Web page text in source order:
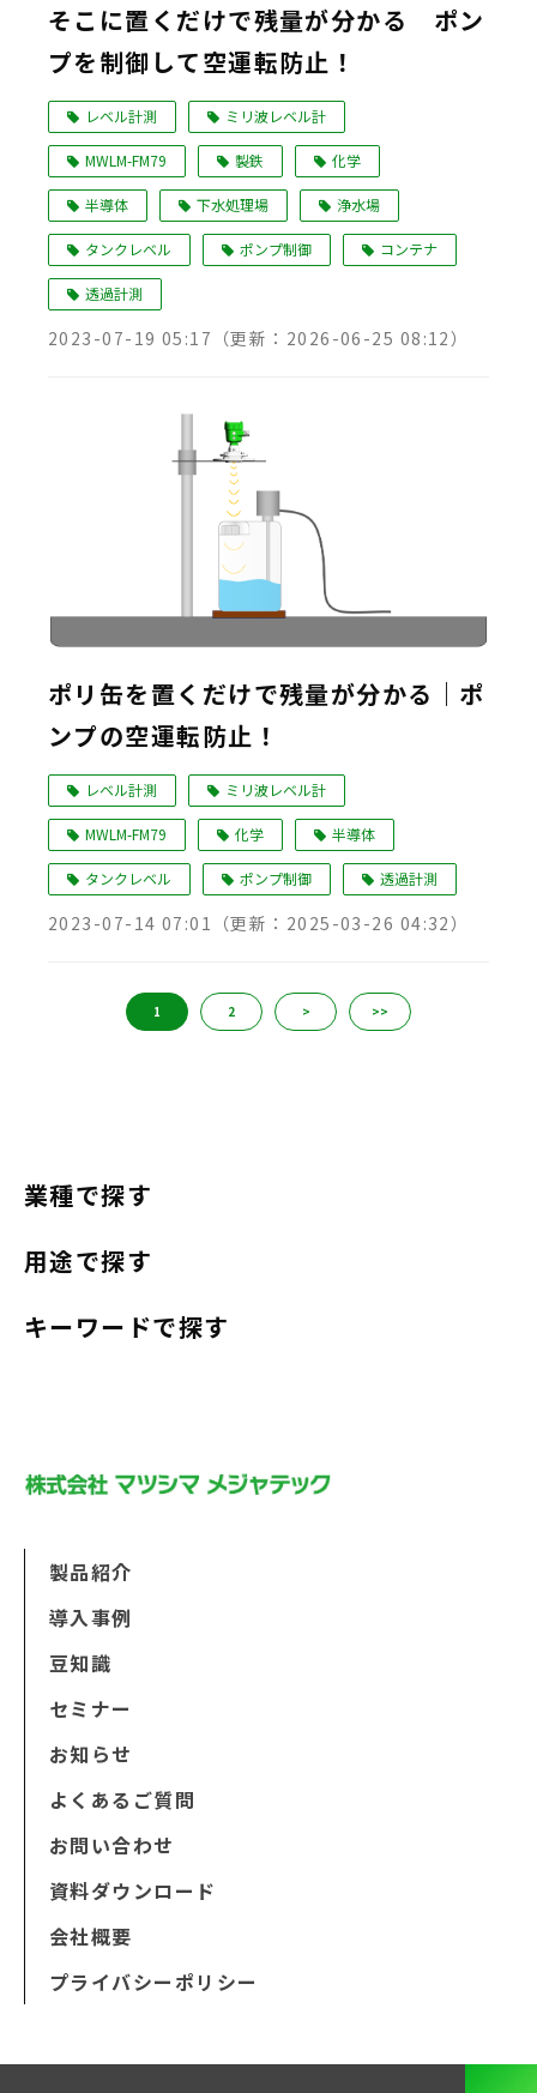
そこに置くだけで残量が分かる ポン
プを制御して空運転防止！
レベル計測 ミリ波レベル計
MWLM-FM79 製鉄 化学
半導体 下水処理場 浄水場
タンクレベル ポンプ制御 コンテナ
透過計測
2023-07-19 05:17 （更新： 2026-06-25 08:12）
ポリ缶を置くだけで残量が分かる｜ポ
ンプの空運転防止！
レベル計測 ミリ波レベル計
MWLM-FM79 化学 半導体
タンクレベル ポンプ制御 透過計測
2023-07-14 07:01 （更新： 2025-03-26 04:32）
1 2 > >>
業種で探す
用途で探す
キーワードで探す
製品紹介
導入事例
豆知識
セミナー
お知らせ
よくあるご質問
お問い合わせ
資料ダウンロード
会社概要
プライバシーポリシー